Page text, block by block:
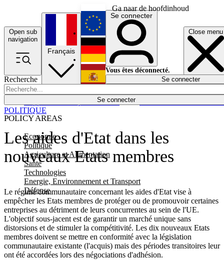
Ga naar de hoofdinhoud
Open sub
navigation
Close menu
Recherche
Se connecter
POLICY AREAS
Economie
Politique
Agriculture et Alimentation
Santé
Technologies
Energie, Environnement et Transport
Défense
Économie
Français
English
Deutsch
Español
Se connecter
Vous êtes déconnecté.
Se connecter
Les aides d'Etat dans les
nouveaux Etats membres
Le régime communautaire concernant les aides d'Etat vise à
empêcher les Etats membres de protéger ou de promouvoir certaines
entreprises au détriment de leurs concurrentes au sein de l'UE.
L'objectif sous-jacent est de garantir un marché unique sans
distorsions et de stimuler la compétitivité. Les dix nouveaux Etats
membres doivent se mettre en conformité avec la législation
communautaire existante (l'acquis) mais des périodes transitoires leur
ont été accordées lors des négociations d'adhésion.
POLITIQUE